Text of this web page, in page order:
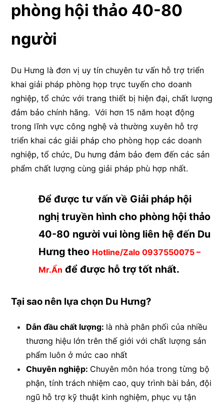
phòng hội thảo 40-80
người
Du Hưng là đơn vị uy tín chuyên tư vấn hỗ trợ triển
khai giải pháp phòng họp trực tuyến cho doanh
nghiệp, tổ chức với trang thiết bị hiện đại, chất lượng
đảm bảo chính hãng. Với hơn 15 năm hoạt động
trong lĩnh vực công nghệ và thường xuyên hỗ trợ
triển khai các giải pháp cho phòng họp các doanh
nghiệp, tổ chức, Du hưng đảm bảo đem đến các sản
phẩm chất lượng cùng giải pháp phù hợp nhất.
Để được tư vấn về Giải pháp hội
nghị truyền hình cho phòng hội thảo
40-80 người vui lòng liên hệ đến Du
Hưng theo Hotline/Zalo 0937550075 –
Mr.Ẩn để được hỗ trợ tốt nhất.
Tại sao nên lựa chọn Du Hưng?
Dẫn đầu chất lượng: là nhà phân phối của nhiều
thương hiệu lớn trên thế giới với chất lượng sản
phẩm luôn ở mức cao nhất
Chuyên nghiệp: Chuyên môn hóa trong từng bộ
phận, tính trách nhiệm cao, quy trình bài bản, đội
ngũ hỗ trợ kỹ thuật kinh nghiệm, phục vụ tận